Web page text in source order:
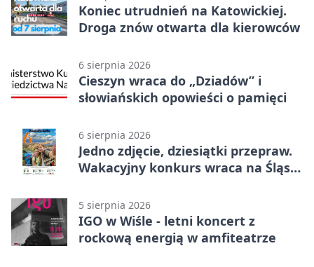
Koniec utrudnień na Katowickiej.
Droga znów otwarta dla kierowców
6 sierpnia 2026
Cieszyn wraca do „Dziadów” i
słowiańskich opowieści o pamięci
6 sierpnia 2026
Jedno zdjęcie, dziesiątki przepraw.
Wakacyjny konkurs wraca na Śląsk
5 sierpnia 2026
IGO w Wiśle - letni koncert z
rockową energią w amfiteatrze